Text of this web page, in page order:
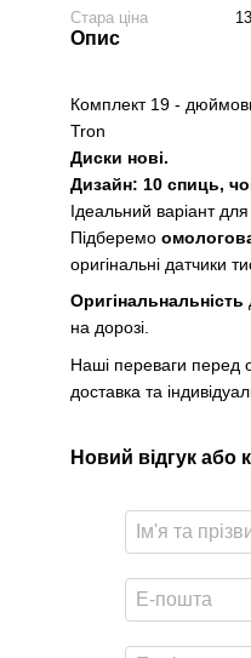
Стара ціна
Опис
Комплект 19 -
Tron
Диски нові.
Дизайн: 10 спиць,
Ідеальний варіант
Підберемо
оригінальні датчики
Оригінальнальність
на дорозі.
Наші переваги перед
доставка та
Новий відгук або